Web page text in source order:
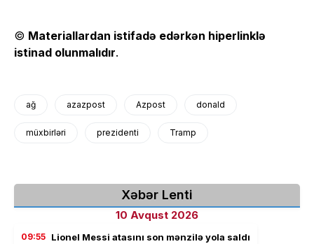
© Materiallardan istifadə edərkən hiperlinklə
istinad olunmalıdır.
ağ azazpost Azpost donald
müxbirləri prezidenti Tramp
Xəbər Lenti
10 Avqust 2026
09:55 Lionel Messi atasını son mənzilə yola saldı